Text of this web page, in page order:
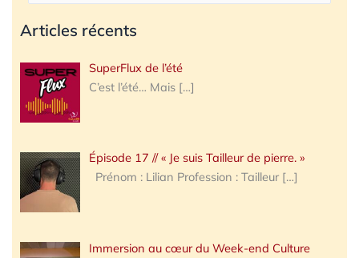
Articles récents
SuperFlux de l’été
C’est l’été… Mais […]
Épisode 17 // « Je suis Tailleur de pierre. »
Prénom : Lilian Profession : Tailleur […]
Immersion au cœur du Week-end Culture